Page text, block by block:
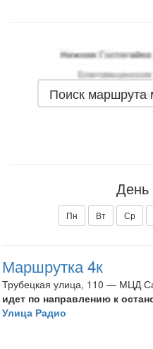
Поиск маршрута
День
Пн Вт Ср
Маршрутка 4к
Трубецкая улица, 110 — МЦД
идет по направлению к
Улица Радио